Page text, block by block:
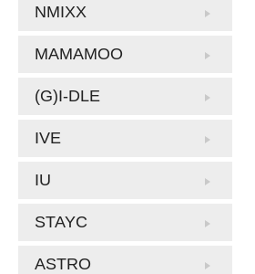
NMIXX
MAMAMOO
(G)I-DLE
IVE
IU
STAYC
ASTRO